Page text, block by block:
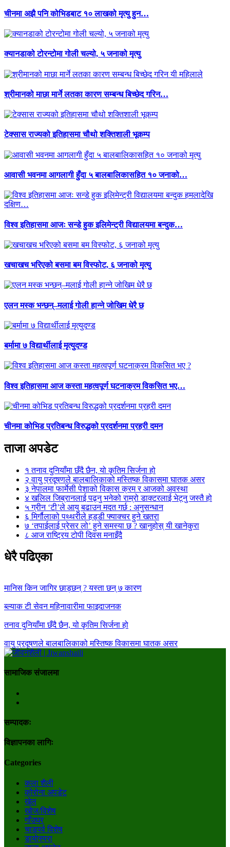
चीनमा अझै पनि कोभिडबाट १० लाखको मृत्यु हुन…
क्यानडाको टोरन्टोमा गोली चल्यो, ५ जनाको मृत्यु
श्रीमानको माछा मार्ने लतका कारण सम्बन्ध बिच्छेद गरिन…
टेक्सास राज्यको इतिहासमा चौथो शक्तिशाली भूकम्प
आवासी भवनमा आगलागी हुँदा ५ बालबालिकासहित १० जनाको…
विश्व इतिहासमा आजः सन्डे हुक इलिमेन्ट्री विद्यालयमा बन्दुक…
खचाखच भरिएको बसमा बम विस्फोट, ६ जनाको मृत्यु
एलन मस्क भन्छन्–मलाई गोली हान्ने जोखिम धेरै छ
बर्मामा ७ विद्यार्थीलाई मृत्युदण्ड
विश्व इतिहासमा आज कस्ता महत्वपूर्ण घटनाक्रम विकसित भए…
चीनमा कोभिड प्रतिबन्ध विरुद्धको प्रदर्शनमा प्रहरी दमन
ताजा अपडेट
१ तनाव दुनियाँमा छँदै छैन, यो कृतिम सिर्जना हो
२ वायु प्रदूषणले बालबालिकाको मस्तिष्क विकासमा घातक असर
३ नेपालमा फार्मेसी पेशाको विकास क्रम र आजको अवस्था
४ खलिल जिब्रानलाई पढ्नु भनेको राम्रो डाक्टरलाई भेट्नु जस्तै हो
५ग्रीन ‘टी’ले आयु बढाउन मदत गर्छ : अनुसन्धान
६ मिर्गौलाको पथ्थरीले हड्डी फ्याक्चर हुने खतरा
७ ‘तपाईलाई प्रेसर लो’ हुने समस्या छ ? खानुहोस् यी खानेकुरा
८ आज राष्ट्रिय टोपी दिवस मनाइँदै
धेरै पढिएका
मानिस किन जागिर छाड्छन् ? यस्ता छन् ७ कारण
ब्ल्याक टी सेवन महिनावारीमा फाइदाजनक
तनाव दुनियाँमा छँदै छैन, यो कृतिम सिर्जना हो
वायु प्रदूषणले बालबालिकाको मस्तिष्क विकासमा घातक असर
सामाजिक संजालमा
सम्पादकः
विज्ञापनका लागिः
Categories
कला शैली
कोरोना अपडेट
खेल
खोज/विशेष
गाँउघर
चाडपर्व विशेष
डायाेस्परा